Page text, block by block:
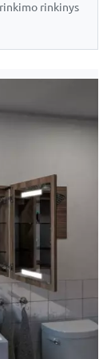
rinkinys